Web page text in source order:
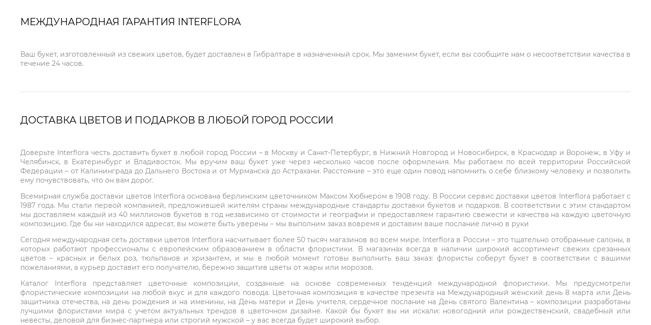
МЕЖДУНАРОДНАЯ ГАРАНТИЯ INTERFLORA
Ваш букет, изготовленный из свежих цветов, будет доставлен в Гибралтаре в назначенный срок. Мы заменим букет, если вы сообщите нам о несоответствии качества в
течение 24 часов.
ДОСТАВКА ЦВЕТОВ И ПОДАРКОВ В ЛЮБОЙ ГОРОД РОССИИ
Доверьте Interflora честь доставить букет в любой город России – в Москву и Санкт-Петербург, в Нижний Новгород и Новосибирск, в Краснодар и Воронеж, в Уфу и
Челябинск, в Екатеринбург и Владивосток. Мы вручим ваш букет уже через несколько часов после оформления. Мы работаем по всей территории Российской
Федерации – от Калининграда до Дальнего Востока и от Мурманска до Астрахани. Расстояние – это еще один повод напомнить о себе близкому человеку и позволить
ему почувствовать, что он вам дорог.
Всемирная служба доставки цветов Interflora основана берлинским цветочником Максом Хюбнером в 1908 году. В России сервис доставки цветов Interflora работает с
1987 года. Мы стали первой компанией, предложившей жителям страны международные стандарты доставки букетов и подарков. В соответствии с этим стандартом
мы доставляем каждый из 40 миллионов букетов в год независимо от стоимости и географии и предоставляем гарантию свежести и качества на каждую цветочную
композицию. Где бы ни находился адресат, вы можете быть уверены – мы выполним заказ вовремя и доставим ваше послание лично в руки
Сегодня международная сеть доставки цветов Interflora насчитывает более 50 тысяч магазинов во всем мире. Interflora в России – это тщательно отобранные салоны, в
которых работают профессионалы с европейским образованием в области флористики. В магазинах всегда в наличии широкий ассортимент свежих срезанных
цветов – красных и белых роз, тюльпанов и хризантем, и мы в любой момент готовы выполнить ваш заказ: флористы соберут букет в соответствии с вашими
пожеланиями, а курьер доставит его получателю, бережно защитив цветы от жары или морозов.
Каталог Interflora представляет цветочные композиции, созданные на основе современных тенденций международной флористики. Мы предусмотрели
флористические композиции на любой вкус и для каждого повода. Цветочная композиция в качестве презента на Международный женский день 8 марта или День
защитника отечества, на день рождения и на именины, на День матери и День учителя, сердечное послание на День святого Валентина – композиции разработаны
лучшими флористами мира с учетом актуальных трендов в цветочном дизайне. Какой бы букет вы ни искали: новогодний или рождественский, свадебный или
невесты, деловой для бизнес-партнера или строгий мужской – у вас всегда будет широкий выбор.